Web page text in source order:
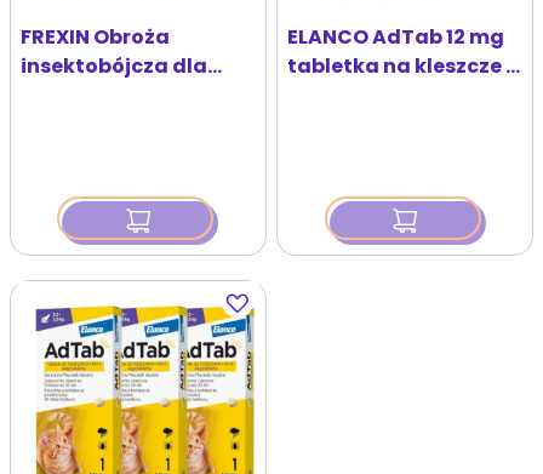
FREXIN Obroża
insektobójcza dla
ELANCO AdTab 12 mg
tabletka na kleszcze i
Dodaj
do
ulubionych